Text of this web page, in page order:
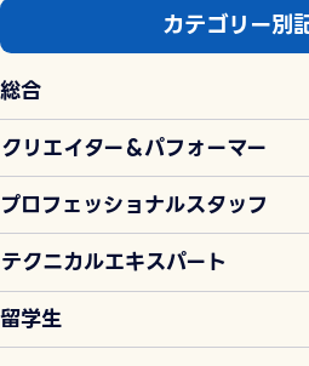
カテゴリー別
総合
クリエイター＆パフォーマー
プロフェッショナルスタッフ
テクニカルエキスパート
留学生